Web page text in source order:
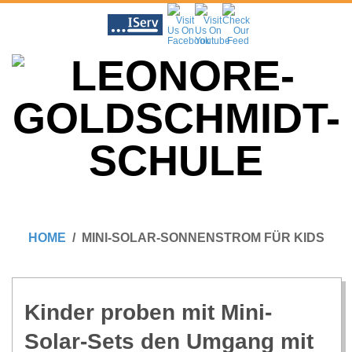
content
E
O
N
MenuHOME MINI-SOLAR-SONNENSTROM FÜR KIDS
Kin­der pro­ben mit Mini-
Solar-Sets den Umgang mit